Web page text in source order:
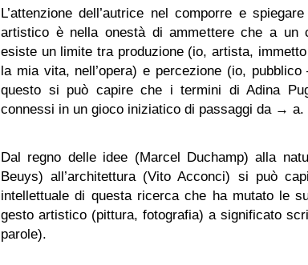
L’attenzione dell’autrice nel comporre e
artistico è nella onestà di ammettere che a un
esiste un limite tra produzione (io, artista,
la mia vita, nell’opera) e percezione (io,
questo si può capire che i termini di Adina
connessi in un gioco iniziatico di passaggi da → a.
Dal regno delle idee (Marcel Duchamp) alla
Beuys) all’architettura (Vito Acconci) si può
intellettuale di questa ricerca che ha mutato le
gesto artistico (pittura, fotografia) a significato
parole).